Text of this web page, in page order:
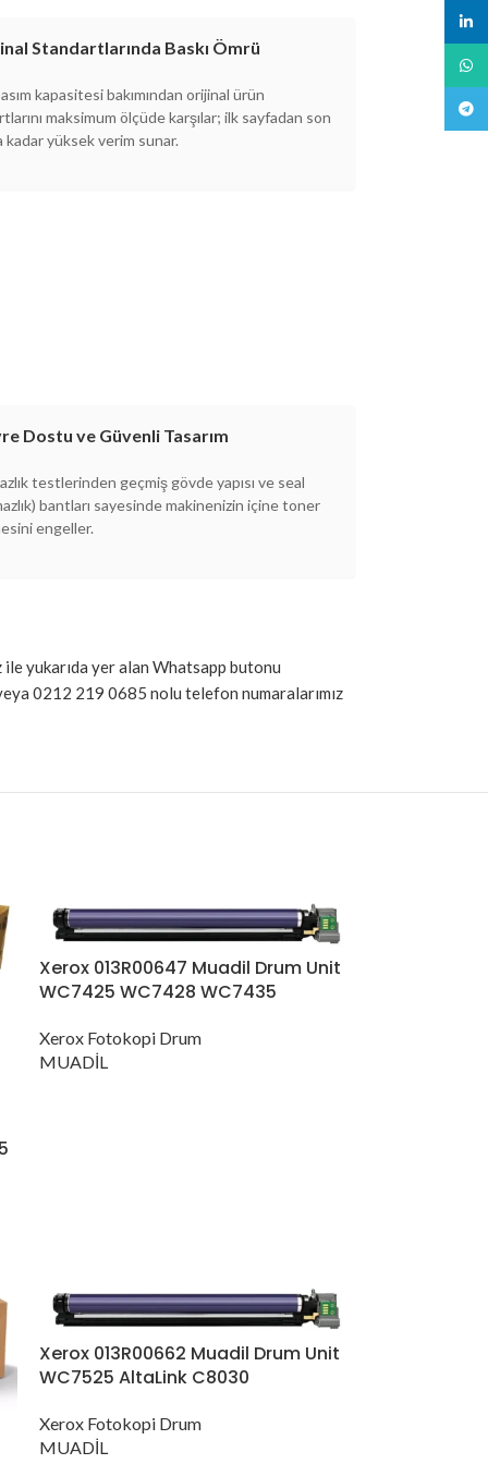
Standartlarında Baskı Ömrü
kapasitesi bakımından orijinal ürün
maksimum ölçüde karşılar; ilk sayfadan son
kadar yüksek verim sunar.
Dostu ve Güvenli Tasarım
testlerinden geçmiş gövde yapısı ve seal
bantları sayesinde makinenizin içine toner
engeller.
yukarıda yer alan Whatsapp butonu
0212 219 0685 nolu telefon numaralarımız
Xerox 013R00647 Muadil Drum Unit
WC7425 WC7428 WC7435
Xerox Fotokopi Drum
MUADİL
Xerox 013R00662 Muadil Drum Unit
WC7525 AltaLink C8030
Xerox Fotokopi Drum
MUADİL